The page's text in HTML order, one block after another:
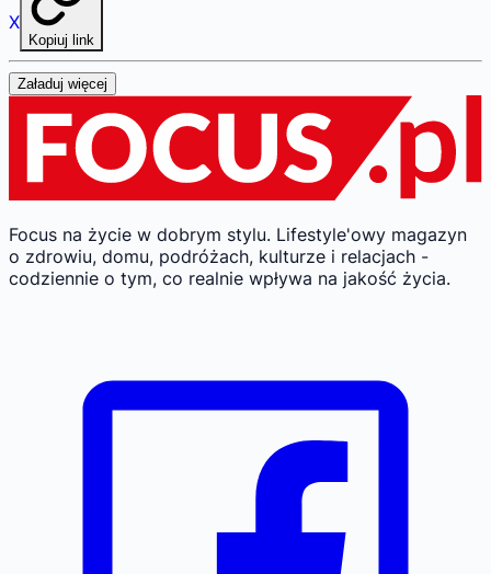
X
Kopiuj link
Załaduj więcej
Focus na życie w dobrym stylu. Lifestyle'owy magazyn
o zdrowiu, domu, podróżach, kulturze i relacjach -
codziennie o tym, co realnie wpływa na jakość życia.